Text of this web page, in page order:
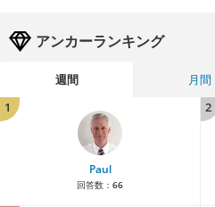
アンカーランキング
週間 月間
1
Paul
回答数： 66
2